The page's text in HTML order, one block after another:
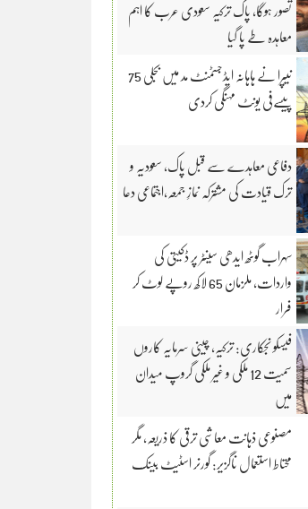
تصور ہوگا، پاک ترکیہ سعودی عرب کا اہم
معاہدہ طے پا گیا
نیپرا نے ہاہانہ ایڈجسٹمنٹ مد میں بجلی 75
پیسےفی یونٹ مہنگی کردی
دفاعی معاہدے سے قبل پاک، سعودیہ و
ترک قیادت کی مشترکہ نمازِ جمعہ،اجتماعی دعا
سہراب گوٹھ ایدھی سینٹر پر ڈکیتی کی
واردات، ملزمان 65 لاکھ روپے لوٹ کر
فرار
فیسکو نجکاری: ترکیہ، چینی سرمایہ کاروں
سمیت 12 ملکی و غیر ملکی گروپ میدان
میں
مصنوعی ذہانت معاشی ترقی کا ذریعہ، مگر
محتاط استعمال ناگزیر: گورنر اسٹیٹ بینک